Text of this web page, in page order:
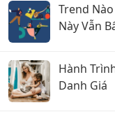
Trend
Này Vẫn
Hành
Danh Giá